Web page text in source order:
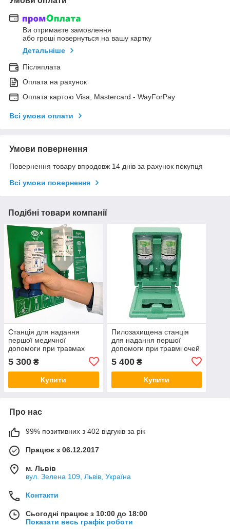
Ви отримаєте замовлення
або гроші повернуться на вашу картку
Детальніше
Післяплата
Оплата на рахунок
Оплата картою Visa, Mastercard - WayForPay
Всі умови оплати
Умови повернення
Повернення товару впродовж 14 днів за рахунок покупця
Всі умови повернення
Подібні товари компанії
Станція для надання
першої медичної
допомоги при травмах
pH NEUTRAL 4770 (Данія)
5 300 ₴
Купити
Пилозахищена станція
для надання першої
допомоги при травмі очей
(Данія)
5 400₴
Купити
Про нас
99% позитивних з 402 відгуків за рік
Працює з 06.12.2017
м. Львів
вул. Зелена 109, Львів, Україна
Контакти
Сьогодні працює з 10:00 до 18:00
Показати весь графік роботи